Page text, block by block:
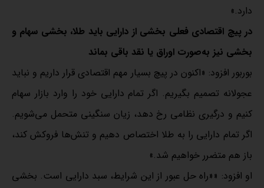
دارد.»
در پیچ اقتصادی فعلی بخشی از دارایی باید طلا، بخشی سهام و
بخشی نیز به‌صورت اوراق یا نقد باقی بماند
بوربور افزود: «اکنون در پیچ بسیار مهم اقتصادی قرار داریم و نباید
عجولانه تصمیم بگیریم. اگر تمام دارایی خود را وارد بازار سهام
کنیم و درگیری نظامی رخ دهد، زیان سنگینی متحمل می‌شویم.
اگر تمام دارایی را به طلا اختصاص دهیم و تنش‌ها فروکش کند،
باز هم متضرر خواهیم شد.»
او افزود: ««راه‌ حل عبور از این شرایط، سبد دارایی است. بخشی